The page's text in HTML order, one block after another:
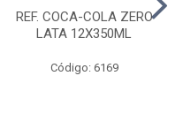
REF. COCA-COLA ZERO
LATA 12X350ML
Código: 6169